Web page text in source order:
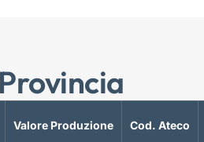
Valore Produzione Cod. Ateco